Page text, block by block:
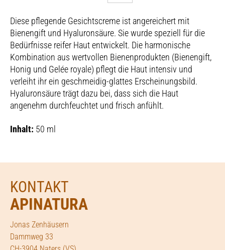
Diese pflegende Gesichtscreme ist angereichert mit
Bienengift und Hyaluronsäure. Sie wurde speziell für die
Bedürfnisse reifer Haut entwickelt. Die harmonische
Kombination aus wertvollen Bienenprodukten (Bienengift,
Honig und Gelée royale) pflegt die Haut intensiv und
verleiht ihr ein geschmeidig-glattes Erscheinungsbild.
Hyaluronsäure trägt dazu bei, dass sich die Haut
angenehm durchfeuchtet und frisch anfühlt.
Inhalt: 50 ml
KONTAKT
APINATURA
Jonas Zenhäusern
Dammweg 33